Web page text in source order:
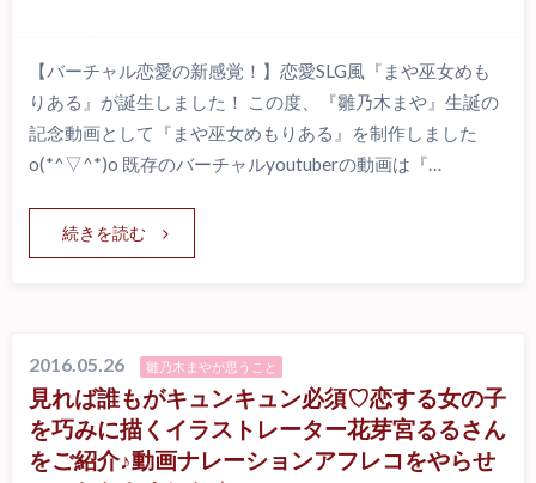
【バーチャル恋愛の新感覚！】恋愛SLG風『まや巫女めも
りある』が誕生しました！ この度、『雛乃木まや』生誕の
記念動画として『まや巫女めもりある』を制作しました
o(*^▽^*)o 既存のバーチャルyoutuberの動画は『…
続きを読む
2016.05.26 雛乃木まやが思うこと
見れば誰もがキュンキュン必須♡恋する女の子
を巧みに描くイラストレーター花芽宮るるさん
をご紹介♪動画ナレーションアフレコをやらせ